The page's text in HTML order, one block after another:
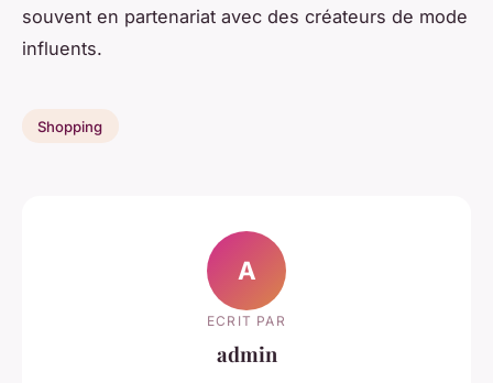
souvent en partenariat avec des créateurs de mode
influents.
Shopping
A
ECRIT PAR
admin